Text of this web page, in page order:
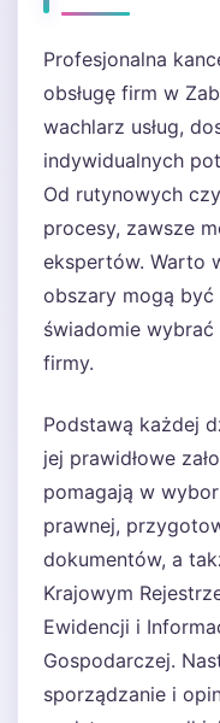
Profesjonalna
obsługę firm w
wachlarz usług,
indywidualnych
Od rutynowych
procesy, zawsze
ekspertów. Warto
obszary mogą
świadomie
firmy.
Podstawą każdej
jej prawidłowe
pomagają w
prawnej,
dokumentów, a
Krajowym
Ewidencji i
Gospodarczej.
sporządzanie i